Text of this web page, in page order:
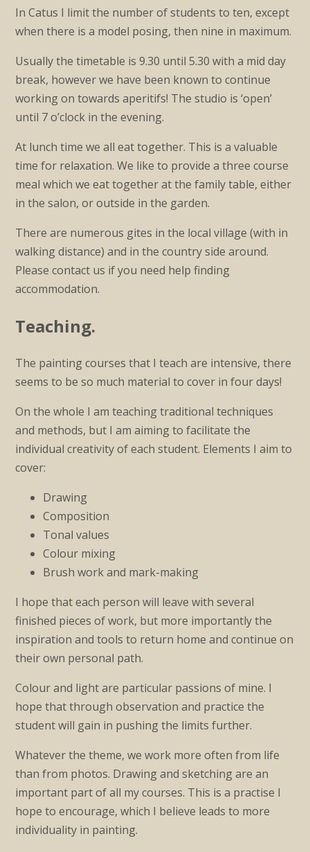
In Catus I limit the number of students to ten, except
when there is a model posing, then nine in maximum.
Usually the timetable is 9.30 until 5.30 with a mid day
break, however we have been known to continue
working on towards aperitifs! The studio is ‘open’
until 7 o’clock in the evening.
At lunch time we all eat together. This is a valuable
time for relaxation. We like to provide a three course
meal which we eat together at the family table, either
in the salon, or outside in the garden.
There are numerous gites in the local village (with in
walking distance) and in the country side around.
Please contact us if you need help finding
accommodation.
Teaching.
The painting courses that I teach are intensive, there
seems to be so much material to cover in four days!
On the whole I am teaching traditional techniques
and methods, but I am aiming to facilitate the
individual creativity of each student. Elements I aim to
cover:
Drawing
Composition
Tonal values
Colour mixing
Brush work and mark-making
I hope that each person will leave with several
finished pieces of work, but more importantly the
inspiration and tools to return home and continue on
their own personal path.
Colour and light are particular passions of mine. I
hope that through observation and practice the
student will gain in pushing the limits further.
Whatever the theme, we work more often from life
than from photos. Drawing and sketching are an
important part of all my courses. This is a practise I
hope to encourage, which I believe leads to more
individuality in painting.